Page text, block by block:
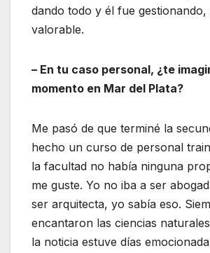
dando todo y él fue gestionando,
valorable.
– En tu caso personal, ¿te
momento en Mar del Plata?
Me pasó de que terminé la
hecho un curso de personal
la facultad no había ninguna
me guste. Yo no iba a ser
ser arquitecta, yo sabía eso.
encantaron las ciencias
la noticia estuve días